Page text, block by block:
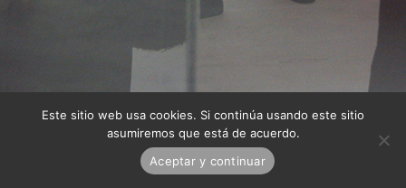
Este sitio web usa cookies. Si continúa usando este sitio
asumiremos que está de acuerdo.
Aceptar y continuar